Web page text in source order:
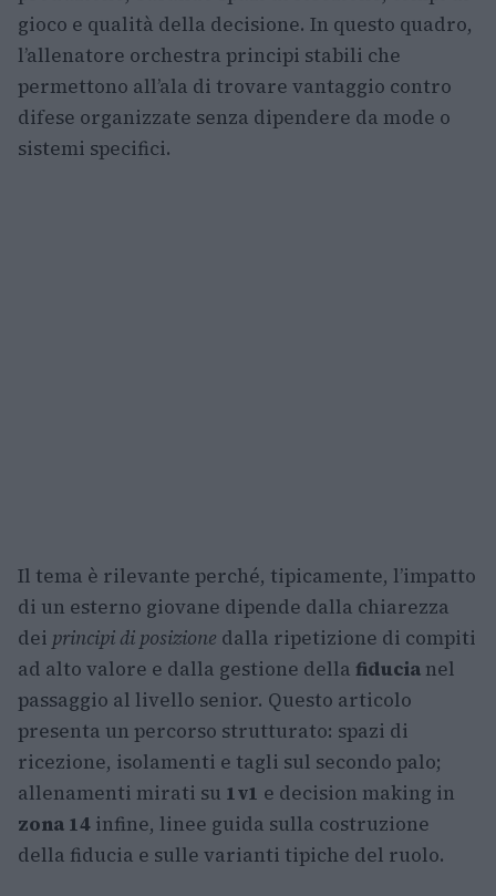
gioco e qualità della decisione. In questo quadro,
l’allenatore orchestra principi stabili che
permettono all’ala di trovare vantaggio contro
difese organizzate senza dipendere da mode o
sistemi specifici.
Il tema è rilevante perché, tipicamente, l’impatto
di un esterno giovane dipende dalla chiarezza
dei principi di posizione dalla ripetizione di compiti
ad alto valore e dalla gestione della fiducia nel
passaggio al livello senior. Questo articolo
presenta un percorso strutturato: spazi di
ricezione, isolamenti e tagli sul secondo palo;
allenamenti mirati su 1v1 e decision making in
zona 14 infine, linee guida sulla costruzione
della fiducia e sulle varianti tipiche del ruolo.